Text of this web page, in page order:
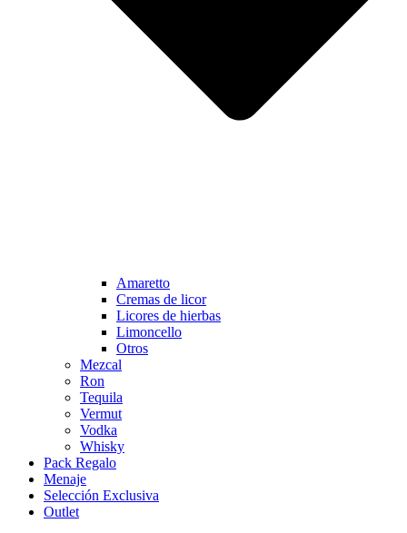
Amaretto
Cremas de licor
Licores de hierbas
Limoncello
Otros
Mezcal
Ron
Tequila
Vermut
Vodka
Whisky
Pack Regalo
Menaje
Selección Exclusiva
Outlet